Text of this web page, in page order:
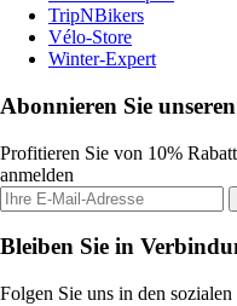
TripNBikers
Vélo-Store
Winter-Expert
Abonnieren Sie
Profitieren Sie von 10%
anmelden
Bleiben Sie in
Folgen Sie uns in den